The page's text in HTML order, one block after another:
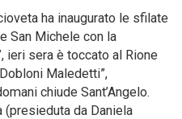
ha inaugurato le sfilate
San Michele con la
ieri sera è toccato al Rione
Maledetti”,
chiude Sant’Angelo.
(presieduta da Daniela